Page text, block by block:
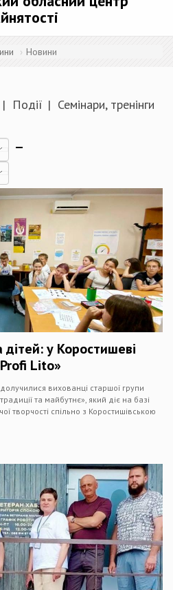
Новини
Події Семінари, тренінги
у Коростишеві
Lito»
вихованці старшої групи
та майбутнє», який діє на базі
творчості спільно з Коростишівською